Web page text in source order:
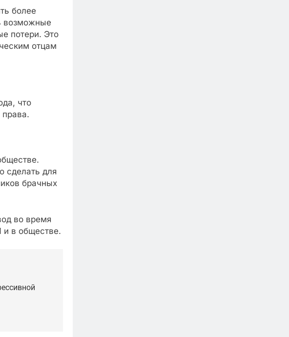
более
возможные
потери. Это
отцам
что
права.
сделать для
брачных
во время
в обществе.